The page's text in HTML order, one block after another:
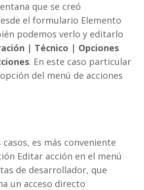
que se creó
el formulario Elemento
podemos verlo y editarlo
| Técnico | Opciones
. En este caso particular
del menú de acciones
casos, es más conveniente
Editar acción en el menú
de desarrollador, que
un acceso directo